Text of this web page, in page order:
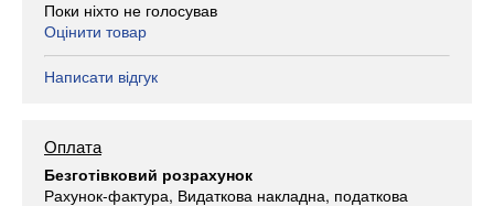
Поки ніхто не голосував
Оцінити товар
Написати відгук
Оплата
Безготівковий розрахунок
Рахунок-фактура, Видаткова накладна, податкова